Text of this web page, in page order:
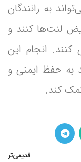
به رانندگان
لنت‌ها کنند و
انجام این
به حفظ ایمنی و
کند.
قدیمی‌تر